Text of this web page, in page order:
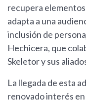
recupera
adapta a una
inclusión de
Hechicera, que
Skeletor y sus
La llegada de esta
renovado interés